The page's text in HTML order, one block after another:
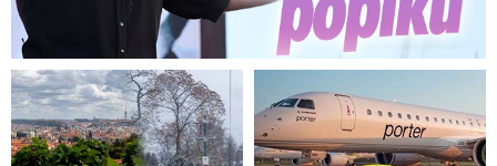
Kolář následně pokračoval ve vysvětlování.
„Panu zvolenému budoucímu prezidentovi,
pokud o to bude stát, bych měl radit v
zahraniční politice. Jsem si jist, že zde žádný
střet zájmů nehrozí,“napsal, přičemž v jiném